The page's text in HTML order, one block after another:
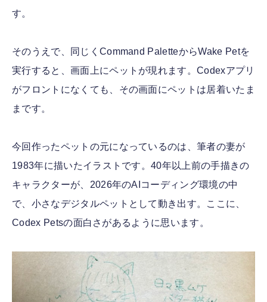
す。
そのうえで、同じくCommand PaletteからWake Petを
実行すると、画面上にペットが現れます。Codexアプリ
がフロントになくても、その画面にペットは居着いたま
まです。
今回作ったペットの元になっているのは、筆者の妻が
1983年に描いたイラストです。40年以上前の手描きの
キャラクターが、2026年のAIコーディング環境の中
で、小さなデジタルペットとして動き出す。ここに、
Codex Petsの面白さがあるように思います。